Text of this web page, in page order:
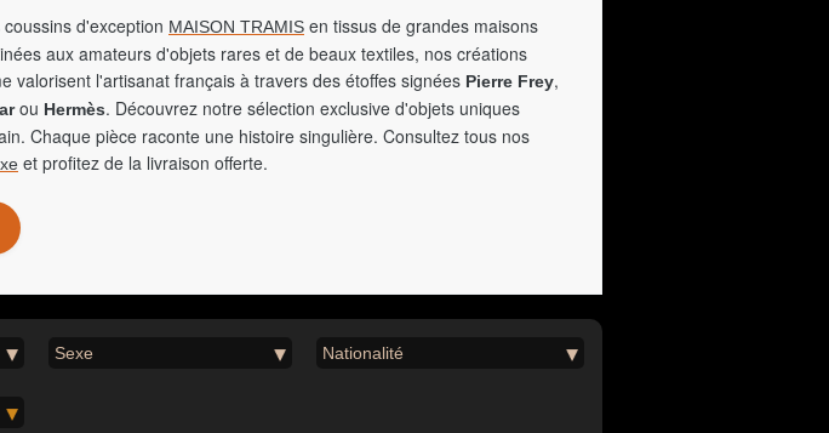
d'exception MAISON TRAMIS en tissus de grandes maisons
aux amateurs d'objets rares et de beaux textiles, nos créations
valorisent l'artisanat français à travers des étoffes signées Pierre Frey,
ou Hermès. Découvrez notre sélection exclusive d'objets uniques
Chaque pièce raconte une histoire singulière. Consultez tous nos
et profitez de la livraison offerte.
Sexe Nationalité